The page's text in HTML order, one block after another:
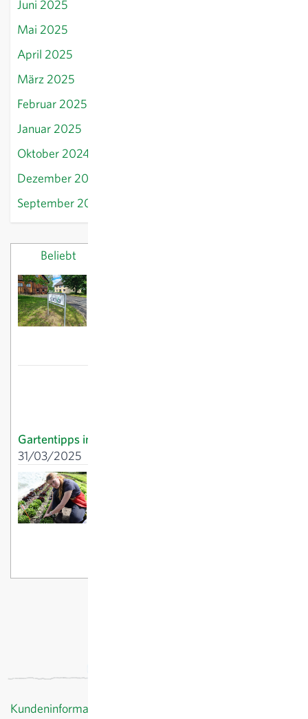
Juni 2025
Mai 2025
April 2025
März 2025
Februar 2025
Januar 2025
Oktober 2024
Dezember 2024
September 2024
Beliebt
Gartentipps im April: Jäten, Säen, Schneiden
31/03/2025
Kundeninformationen